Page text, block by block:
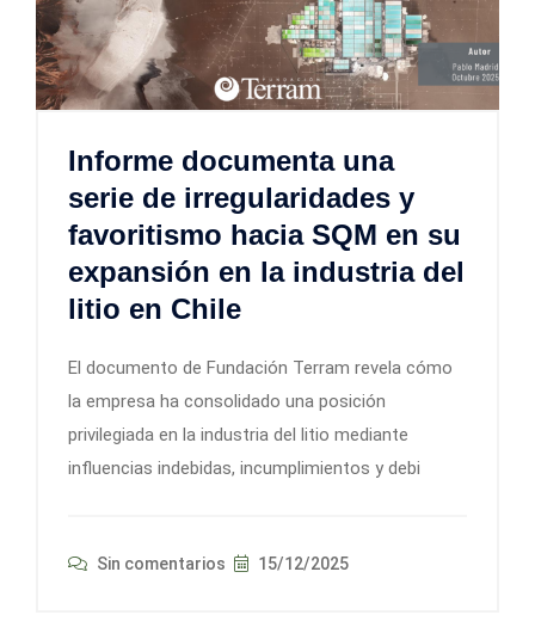
Informe documenta una
serie de irregularidades y
favoritismo hacia SQM en su
expansión en la industria del
litio en Chile
El documento de Fundación Terram revela cómo
la empresa ha consolidado una posición
privilegiada en la industria del litio mediante
influencias indebidas, incumplimientos y debi
Sin comentarios 15/12/2025